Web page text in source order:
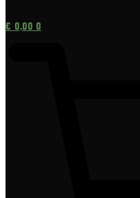
€ 0,00 0